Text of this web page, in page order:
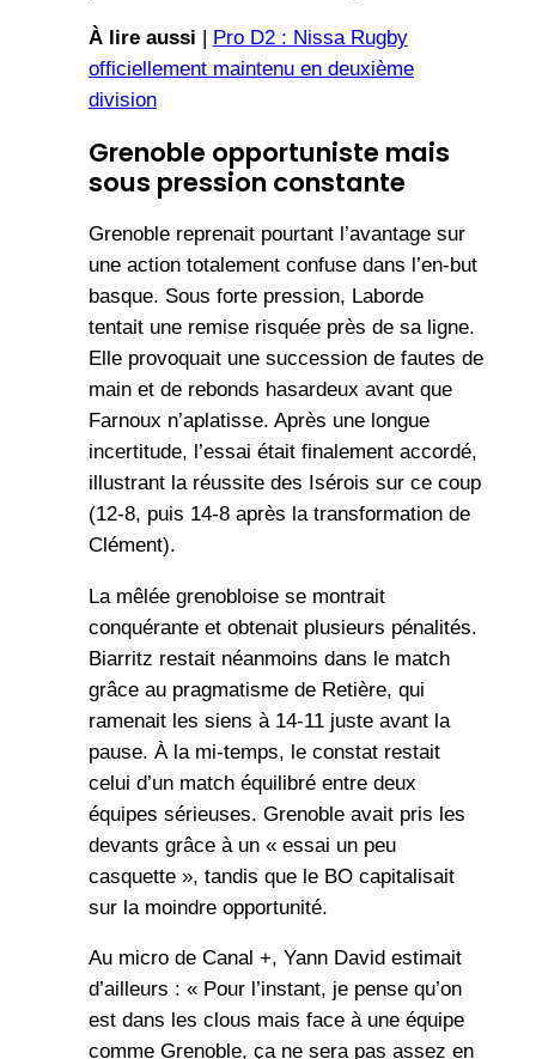
À lire aussi | Pro D2 : Nissa Rugby
officiellement maintenu en deuxième
division
Grenoble opportuniste mais
sous pression constante
Grenoble reprenait pourtant l’avantage sur
une action totalement confuse dans l’en-but
basque. Sous forte pression, Laborde
tentait une remise risquée près de sa ligne.
Elle provoquait une succession de fautes de
main et de rebonds hasardeux avant que
Farnoux n’aplatisse. Après une longue
incertitude, l’essai était finalement accordé,
illustrant la réussite des Isérois sur ce coup
(12-8, puis 14-8 après la transformation de
Clément).
La mêlée grenobloise se montrait
conquérante et obtenait plusieurs pénalités.
Biarritz restait néanmoins dans le match
grâce au pragmatisme de Retière, qui
ramenait les siens à 14-11 juste avant la
pause. À la mi-temps, le constat restait
celui d’un match équilibré entre deux
équipes sérieuses. Grenoble avait pris les
devants grâce à un « essai un peu
casquette », tandis que le BO capitalisait
sur la moindre opportunité.
Au micro de Canal +, Yann David estimait
d’ailleurs : « Pour l’instant, je pense qu’on
est dans les clous mais face à une équipe
comme Grenoble, ça ne sera pas assez en